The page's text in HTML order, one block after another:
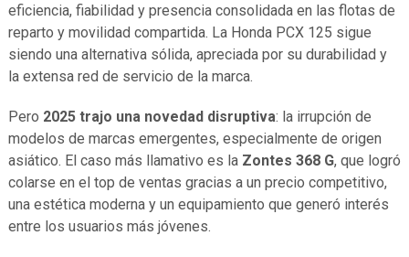
eficiencia, fiabilidad y presencia consolidada en las flotas de
reparto y movilidad compartida. La Honda PCX 125 sigue
siendo una alternativa sólida, apreciada por su durabilidad y
la extensa red de servicio de la marca.
Pero 2025 trajo una novedad disruptiva: la irrupción de
modelos de marcas emergentes, especialmente de origen
asiático. El caso más llamativo es la Zontes 368 G, que logró
colarse en el top de ventas gracias a un precio competitivo,
una estética moderna y un equipamiento que generó interés
entre los usuarios más jóvenes.